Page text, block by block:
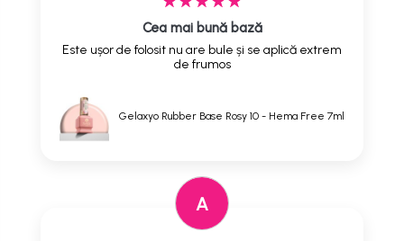
Cea mai bună bază
Este ușor de folosit nu are bule și se aplică extrem
de frumos
Gelaxyo Rubber Base Rosy 10 - Hema Free 7ml
A